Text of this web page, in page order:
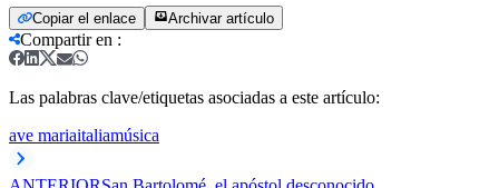
Copiar el enlace Archivar artículo
Compartir en :
Las palabras clave/etiquetas asociadas a este artículo:
ave mariaitaliamúsica